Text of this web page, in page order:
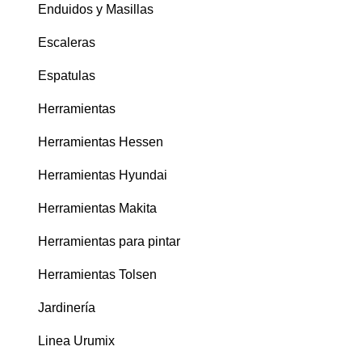
Enduidos y Masillas
Escaleras
Espatulas
Herramientas
Herramientas Hessen
Herramientas Hyundai
Herramientas Makita
Herramientas para pintar
Herramientas Tolsen
Jardinería
Linea Urumix